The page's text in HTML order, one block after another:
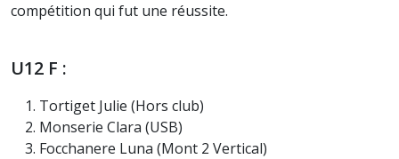
compétition qui fut une réussite.
U12 F :
Tortiget Julie (Hors club)
Monserie Clara (USB)
Focchanere Luna (Mont 2 Vertical)